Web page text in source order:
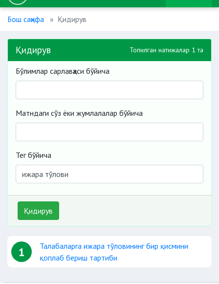
Бош саҳифа Қидирув
Қидирув Топилган натижалар 1 та
Бўлимлар сарлавҳаси бўйича
Матндаги сўз ёки жумлалалар бўйича
Тег бўйича
Қидирув
1
Талабаларга ижара тўловининг бир қисмини
қоплаб бериш тартиби